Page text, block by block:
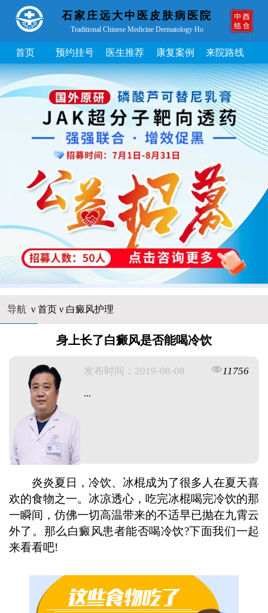
石家庄远大中医皮肤病医院
Traditional Chinese Medicine Dermatology Ho
首页 预约挂号 医生推荐 康复案例 来院路线
导航 ν 首页ν 白癜风护理
身上长了白癜风是否能喝冷饮
发布时间：2019-08-08
11756
...
炎炎夏日，冷饮、冰棍成为了很多人在夏天喜
欢的食物之一。冰凉透心，吃完冰棍喝完冷饮的那
一瞬间，仿佛一切高温带来的不适早已抛在九霄云
外了。那么白癜风患者能否喝冷饮?下面我们一起
来看看吧!